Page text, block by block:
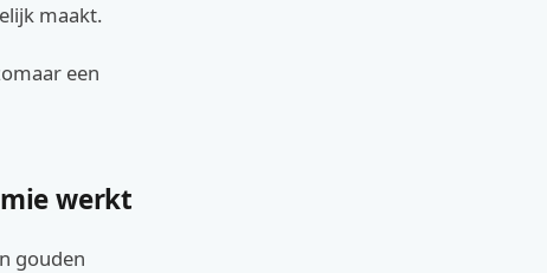
maakt.
een
werkt
gouden